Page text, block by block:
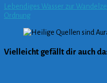
Lebendiges Wasser zur
Ordnung
Vielleicht gefällt dir auch